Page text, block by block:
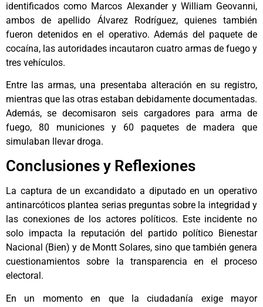
identificados como Marcos Alexander y William Geovanni,
ambos de apellido Álvarez Rodríguez, quienes también
fueron detenidos en el operativo. Además del paquete de
cocaína, las autoridades incautaron cuatro armas de fuego y
tres vehículos.
Entre las armas, una presentaba alteración en su registro,
mientras que las otras estaban debidamente documentadas.
Además, se decomisaron seis cargadores para arma de
fuego, 80 municiones y 60 paquetes de madera que
simulaban llevar droga.
Conclusiones y Reflexiones
La captura de un excandidato a diputado en un operativo
antinarcóticos plantea serias preguntas sobre la integridad y
las conexiones de los actores políticos. Este incidente no
solo impacta la reputación del partido político Bienestar
Nacional (Bien) y de Montt Solares, sino que también genera
cuestionamientos sobre la transparencia en el proceso
electoral.
En un momento en que la ciudadanía exige mayor